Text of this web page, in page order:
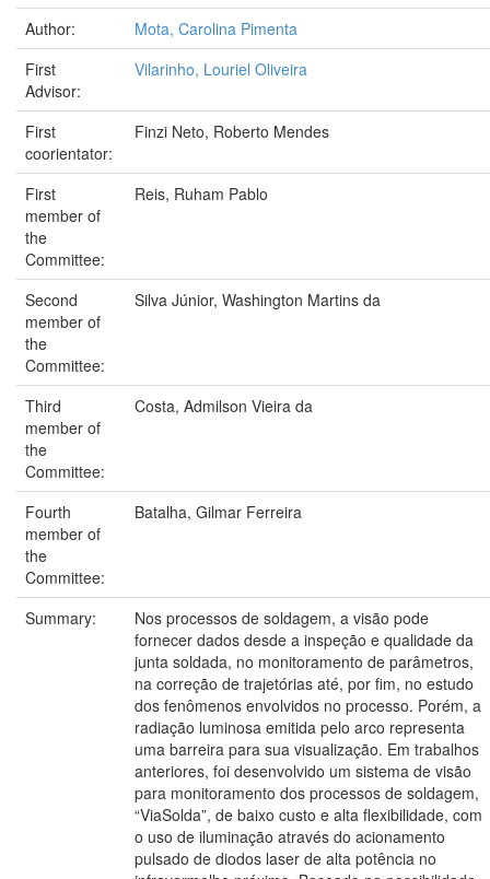
Author:
Mota, Carolina Pimenta
First
Advisor:
Vilarinho, Louriel Oliveira
First
coorientator:
Finzi Neto, Roberto Mendes
First
member of
the
Committee:
Reis, Ruham Pablo
Second
member of
the
Committee:
Silva Júnior, Washington Martins da
Third
member of
the
Committee:
Costa, Admilson Vieira da
Fourth
member of
the
Committee:
Batalha, Gilmar Ferreira
Summary:
Nos processos de soldagem, a visão pode
fornecer dados desde a inspeção e qualidade da
junta soldada, no monitoramento de parâmetros,
na correção de trajetórias até, por fim, no estudo
dos fenômenos envolvidos no processo. Porém, a
radiação luminosa emitida pelo arco representa
uma barreira para sua visualização. Em trabalhos
anteriores, foi desenvolvido um sistema de visão
para monitoramento dos processos de soldagem,
“ViaSolda”, de baixo custo e alta flexibilidade, com
o uso de iluminação através do acionamento
pulsado de diodos laser de alta potência no